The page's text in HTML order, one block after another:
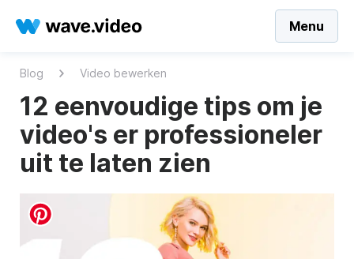
Menu
Blog Video bewerken
12 eenvoudige tips om je
video's er professioneler
uit te laten zien